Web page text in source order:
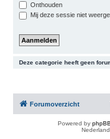
Onthouden
Mij deze sessie niet
Deze categorie heeft geen
Forumoverzicht
Powered by phpBB